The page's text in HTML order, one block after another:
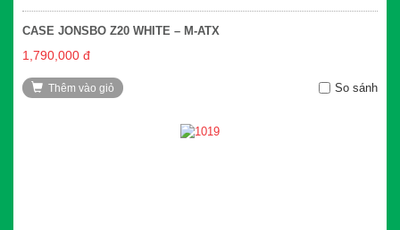
CASE JONSBO Z20 WHITE – M-ATX
1,790,000 đ
Thêm vào giỏ So sánh